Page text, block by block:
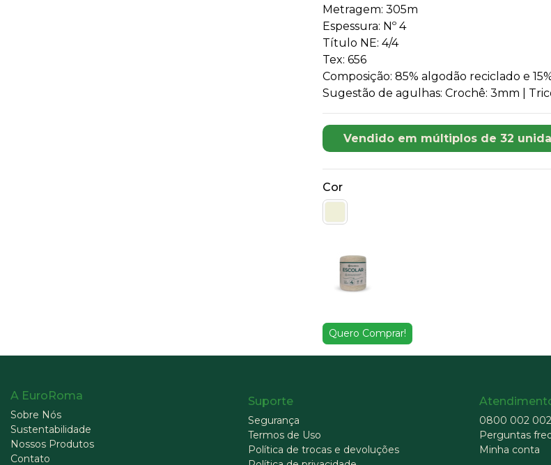
Metragem: 305m
Espessura: Nº 4
Título NE: 4/4
Tex: 656
Composição: 85% algodão reciclado e
Sugestão de agulhas: Crochê: 3mm |
Vendido em múltiplos de 32
Cor
Quero Comprar!
A EuroRoma
Sobre Nós
Sustentabilidade
Nossos Produtos
Contato
Suporte
Segurança
Termos de Uso
Política de trocas e devoluções
0800 002
Perguntas
Minha conta